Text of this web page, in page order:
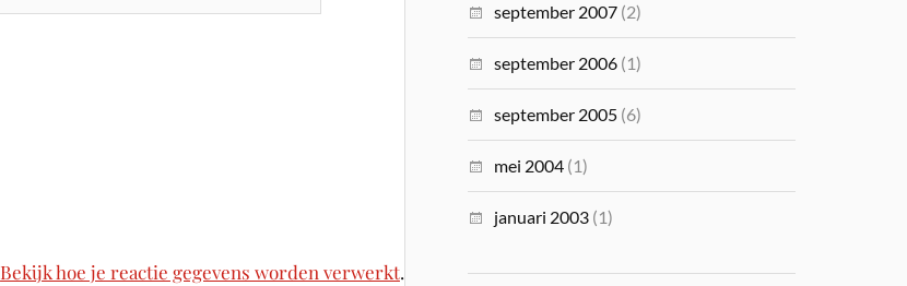
Bekijk hoe je reactie gegevens worden verwerkt.
september 2007 (2)
september 2006 (1)
september 2005 (6)
mei 2004 (1)
januari 2003 (1)